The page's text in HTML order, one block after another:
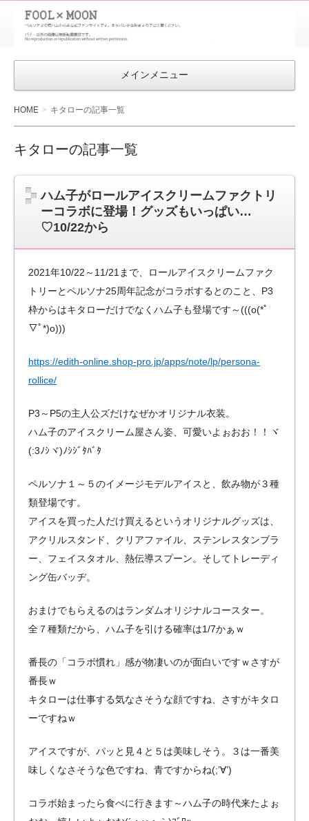
FOOL×MOON
｜ペルソナ
3 荒ハム中
メインメニュー
HOME キタローの記事一覧
キタローの記事一覧
ハム子がロールアイスクリームファクトリ
ーコラボに登場！グッズもいっぱい…
♡10/22から
2021年10/22～11/21まで、ロールアイスクリームファク
トリーとペルソナ25周年記念がコラボするとのこと、P3
枠からはキタローだけでなくハム子も登場です～(((o(*ﾟ
▽ﾟ*)o)))
https://edith-online.shop-pro.jp/apps/note/lp/persona-
rollice/
P3～P5の主人公ズだけなぜかオリジナル衣装。
ハム子のアイスクリーム屋さん姿、可愛いよぉおお！！ヾ
(:3ﾉｼヾ)ﾉｼｼﾞﾀﾊﾞﾀ
ペルソナ１～５のイメージモデルアイスと、飲み物が３種
類登場です。
アイスを買った人だけ買えるというオリジナルグッズは、
アクリルスタンド、クリアファイル、ステンレスタンブラ
ー、フェイスタオル、熱伝導スプーン。そしてトレーディ
ング缶バッヂ。
おまけでもらえるのはランダムオリジナルコースター。
全７種類だから、ハム子を引ける確率は1/7かぁｗ
番長の「コラボ慣れ」感が物凄いのが面白いですｗさすが
番長ｗ
キタローは仕事する気なさそうな顔ですね、さすがキタロ
ーですねｗ
アイスですが、パッと見４と５は美味しそう。３は一番美
味しくなさそうな色ですね、青ですからね(;’∀’)
コラボ始まったら食べに行きます～ハム子の時代来たよぉ